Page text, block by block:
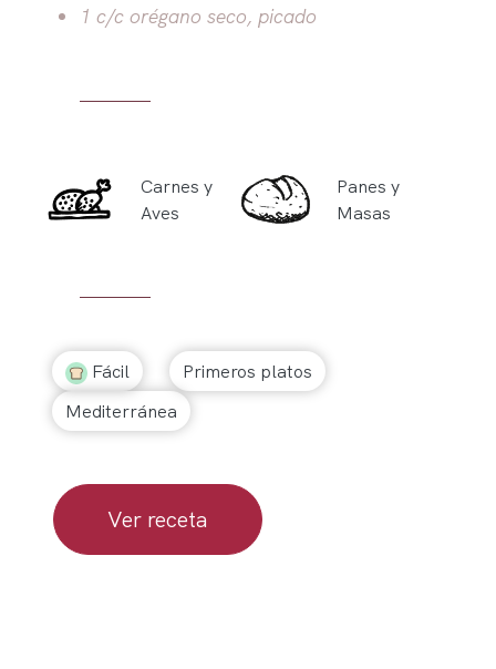
1 c/c orégano seco, picado
Carnes y
Aves
Panes y
Masas
Fácil
Primeros platos
Mediterránea
Ver receta